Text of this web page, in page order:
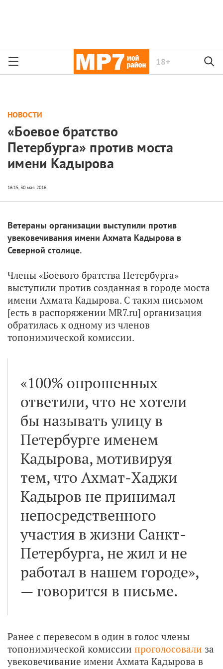
18+
НОВОСТИ
«Боевое братство
Петербурга» против моста
имени Кадырова
Ветераны организации выступили против
увековечивания имени Ахмата Кадырова в
Северной столице.
Члены «Боевого братства Петербурга»
выступили против созданная в городе моста
имени Ахмата Кадырова. С таким письмом
[есть в распоряжении MR7.ru] организация
обратилась к одному из членов
топонимической комиссии.
«100% опрошенных
ответили, что не хотели
бы называть улицу в
Петербурге именем
Кадырова, мотивируя
тем, что Ахмат-Хаджи
Кадыров не принимал
непосредственного
участия в жизни Санкт-
Петербурга, не жил и не
работал в нашем городе»,
— говорится в письме.
Ранее с перевесом в один в голос члены
топонимической комиссии проголосовали за
увековечивание имени Ахмата Кадырова в